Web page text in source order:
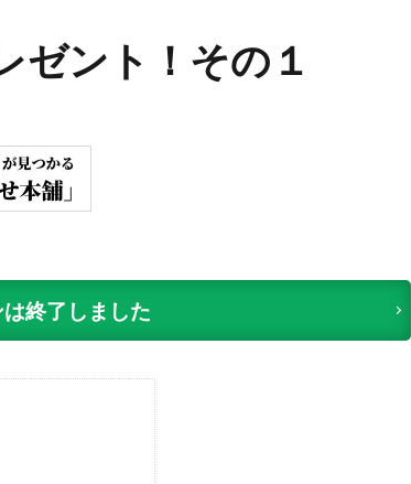
ゼント！その１
終了しました